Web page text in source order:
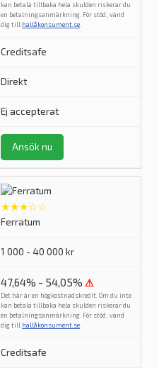
kan betala tillbaka hela skulden riskerar du
en betalningsanmärkning. För stöd, vänd
dig till hallåkonsument.se
Creditsafe
Direkt
Ej accepterat
Ansök nu
★★★☆☆
Ferratum
1 000 - 40 000 kr
47,64% - 54,05% ⚠
Det här är en högkostnadskredit. Om du inte
kan betala tillbaka hela skulden riskerar du
en betalningsanmärkning. För stöd, vänd
dig till hallåkonsument.se
Creditsafe